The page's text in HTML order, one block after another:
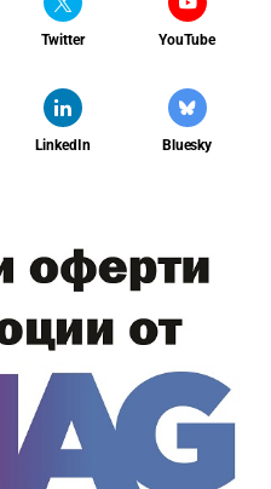
Twitter YouTube
LinkedIn Bluesky